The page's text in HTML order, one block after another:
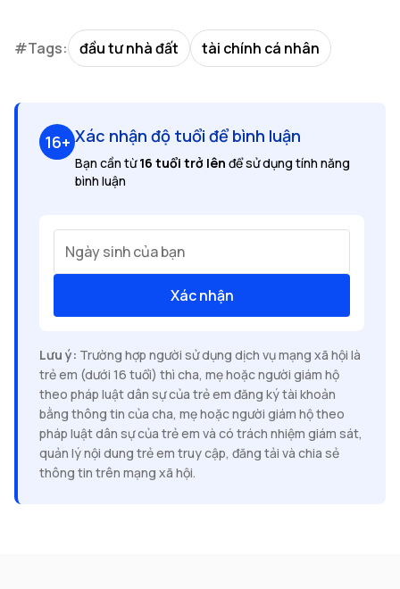
#Tags: đầu tư nhà đất tài chính cá nhân
16+ Xác nhận độ tuổi để bình luận
Bạn cần từ16 tuổi trở lên để sử dụng tính năng
bình luận
Ngày sinh của bạn
Xác nhận
Lưu ý: Trường hợp người sử dụng dịch vụ mạng xã hội là
trẻ em (dưới 16 tuổi) thì cha, mẹ hoặc người giám hộ
theo pháp luật dân sự của trẻ em đăng ký tài khoản
bằng thông tin của cha, mẹ hoặc người giám hộ theo
pháp luật dân sự của trẻ em và có trách nhiệm giám sát,
quản lý nội dung trẻ em truy cập, đăng tải và chia sẻ
thông tin trên mạng xã hội.